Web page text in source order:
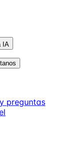
IA
preguntas